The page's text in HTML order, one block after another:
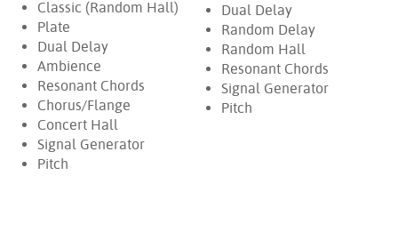
Classic (Random Hall)
Plate
Dual Delay
Ambience
Resonant Chords
Chorus/Flange
Concert Hall
Signal Generator
Pitch
Dual Delay
Random Delay
Random Hall
Resonant Chords
Signal Generator
Pitch